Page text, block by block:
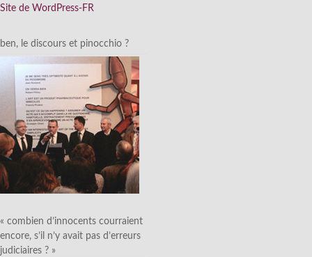
Site de WordPress-FR
ben, le discours et pinocchio ?
« combien d’innocents courraient
encore, s’il n’y avait pas d’erreurs
judiciaires ? »